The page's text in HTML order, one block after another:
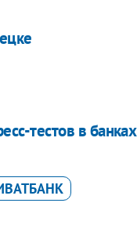
тестов в банках